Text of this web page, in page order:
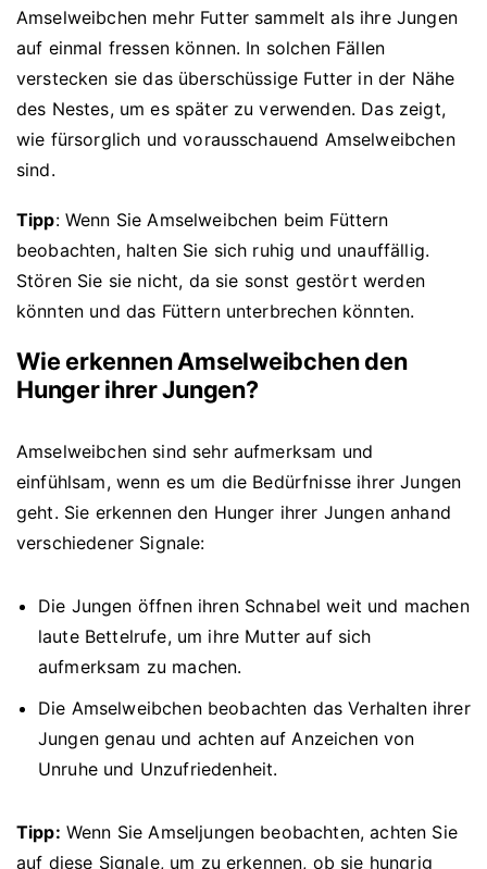
Amselweibchen mehr Futter sammelt als ihre Jungen
auf einmal fressen können. In solchen Fällen
verstecken sie das überschüssige Futter in der Nähe
des Nestes, um es später zu verwenden. Das zeigt,
wie fürsorglich und vorausschauend Amselweibchen
sind.
Tipp: Wenn Sie Amselweibchen beim Füttern
beobachten, halten Sie sich ruhig und unauffällig.
Stören Sie sie nicht, da sie sonst gestört werden
könnten und das Füttern unterbrechen könnten.
Wie erkennen Amselweibchen den
Hunger ihrer Jungen?
Amselweibchen sind sehr aufmerksam und
einfühlsam, wenn es um die Bedürfnisse ihrer Jungen
geht. Sie erkennen den Hunger ihrer Jungen anhand
verschiedener Signale:
Die Jungen öffnen ihren Schnabel weit und machen
laute Bettelrufe, um ihre Mutter auf sich
aufmerksam zu machen.
Die Amselweibchen beobachten das Verhalten ihrer
Jungen genau und achten auf Anzeichen von
Unruhe und Unzufriedenheit.
Tipp: Wenn Sie Amseljungen beobachten, achten Sie
auf diese Signale, um zu erkennen, ob sie hungrig